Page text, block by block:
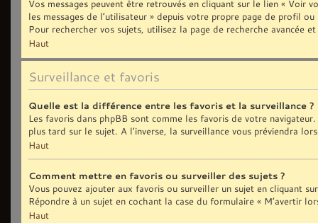
Vos messages peuvent être retrouvés en cliquant sur le lien « Voir
les messages de l’utilisateur » depuis votre propre page de profil
Pour rechercher vos sujets, utilisez la page de recherche avancée
Haut
Surveillance et favoris
Quelle est la différence entre les favoris et la surveillance ?
Les favoris dans phpBB sont comme les favoris de votre
plus tard sur le sujet. A l’inverse, la surveillance vous préviendra
Haut
Comment mettre en favoris ou surveiller des sujets ?
Vous pouvez ajouter aux favoris ou surveiller un sujet en cliquant
Répondre à un sujet en cochant la case du formulaire « M’avertir
Haut